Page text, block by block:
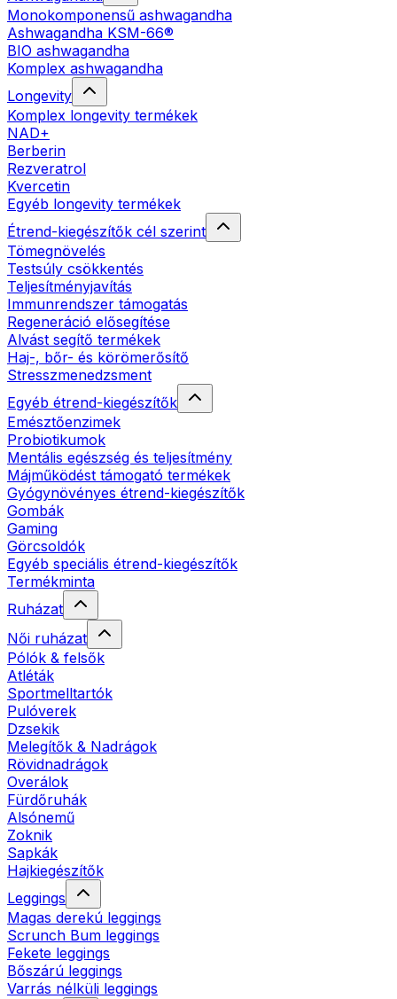
Monokomponensű ashwagandha
Ashwagandha KSM-66®
BIO ashwagandha
Komplex ashwagandha
Longevity
Komplex longevity termékek
NAD+
Berberin
Rezveratrol
Kvercetin
Egyéb longevity termékek
Étrend-kiegészítők cél szerint
Tömegnövelés
Testsúly csökkentés
Teljesítményjavítás
Immunrendszer támogatás
Regeneráció elősegítése
Alvást segítő termékek
Haj-, bőr- és körömerősítő
Stresszmenedzsment
Egyéb étrend-kiegészítők
Emésztőenzimek
Probiotikumok
Mentális egészség és teljesítmény
Májműködést támogató termékek
Gyógynövényes étrend-kiegészítők
Gombák
Gaming
Görcsoldók
Egyéb speciális étrend-kiegészítők
Termékminta
Ruházat
Női ruházat
Pólók & felsők
Atléták
Sportmelltartók
Pulóverek
Dzsekik
Melegítők & Nadrágok
Rövidnadrágok
Overálok
Fürdőruhák
Alsónemű
Zoknik
Sapkák
Hajkiegészítők
Leggings
Magas derekú leggings
Scrunch Bum leggings
Fekete leggings
Bőszárú leggings
Varrás nélküli leggings